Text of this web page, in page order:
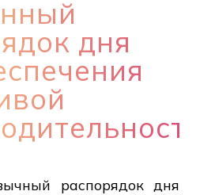
дня
распорядок дня